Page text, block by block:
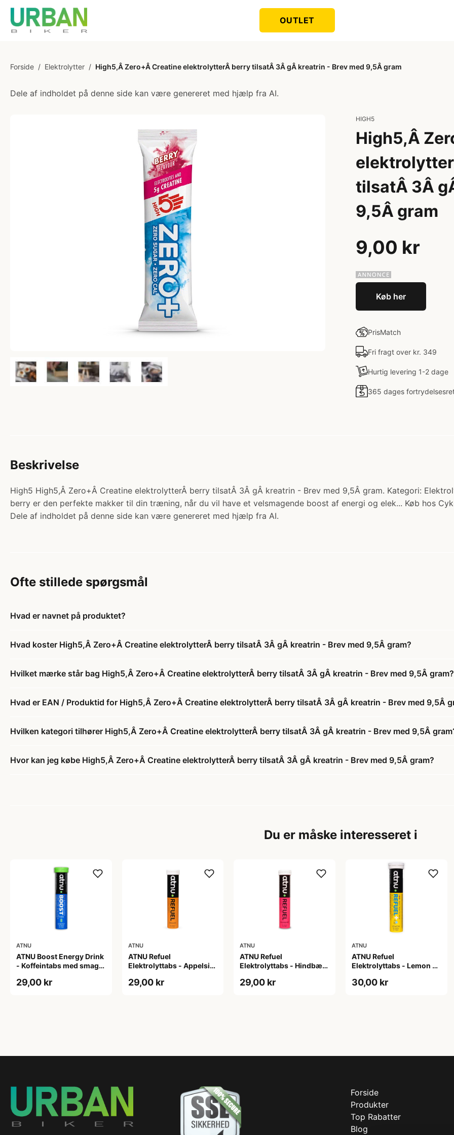
OUTLET
Forside / Elektrolytter / High5,Â Zero+Â Creatine elektrolytterÂ berry tilsatÂ 3Â gÂ kreatrin - Brev med 9,5Â gram
Dele af indholdet på denne side kan være genereret med hjælp fra AI.
HIGH5
High5,Â
tilsatÂ 3Â
9,5Â gram
9,00 kr
Køb her
PrisMatch
Fri fragt over kr. 349
Hurtig levering 1-2 dage
365 dages
Beskrivelse
High5 High5,Â Zero+Â Creatine elektrolytterÂ berry tilsatÂ 3Â gÂ kreatrin - Brev med 9,5Â gram. Kategori:
berry er den perfekte makker til din træning, når du vil have et velsmagende boost af energi og elek... Køb hos
Dele af indholdet på denne side kan være genereret med hjælp fra AI.
Ofte stillede spørgsmål
Hvad er navnet på produktet?
Hvad koster High5,Â Zero+Â Creatine elektrolytterÂ berry tilsatÂ 3Â gÂ kreatrin - Brev med 9,5Â gram?
Hvilket mærke står bag High5,Â Zero+Â Creatine elektrolytterÂ berry tilsatÂ 3Â gÂ kreatrin - Brev med 9,5Â gram?
Hvad er EAN / Produktid for High5,Â Zero+Â Creatine elektrolytterÂ berry tilsatÂ 3Â gÂ kreatrin - Brev med 9,5Â
Hvilken kategori tilhører High5,Â Zero+Â Creatine elektrolytterÂ berry tilsatÂ 3Â gÂ kreatrin - Brev med 9,5Â
Hvor kan jeg købe High5,Â Zero+Â Creatine elektrolytterÂ berry tilsatÂ 3Â gÂ kreatrin - Brev med 9,5Â gram?
Du er måske interesseret i
ATNU
ATNU Boost Energy Drink
- Koffeintabs med smag
29,00 kr
ATNU
ATNU Refuel
Elektrolyttabs - Appelsin
29,00 kr
ATNU
ATNU Refuel
Elektrolyttabs - Hindbær
29,00 kr
ATNU
ATNU Refuel
Elektrolyttabs - Lemon -
30,00 kr
Forside
Produkter
Top Rabatter
Blog